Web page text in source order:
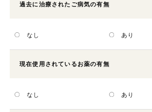
過去に治療されたご病気の有無
なし あり
現在使用されているお薬の有無
なし あり